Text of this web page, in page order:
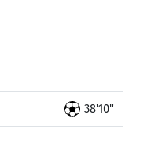
38'10"